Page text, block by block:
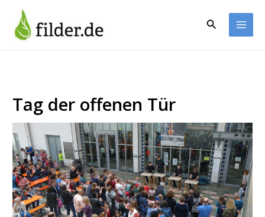
Inhalt
springen
Suchen
Tag der offenen Tür